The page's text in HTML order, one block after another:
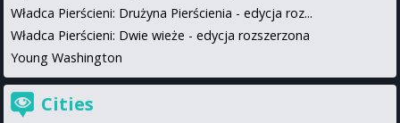
Władca Pierścieni: Drużyna Pierścienia - edycja roz...
Władca Pierścieni: Dwie wieże - edycja rozszerzona
Young Washington
Cities